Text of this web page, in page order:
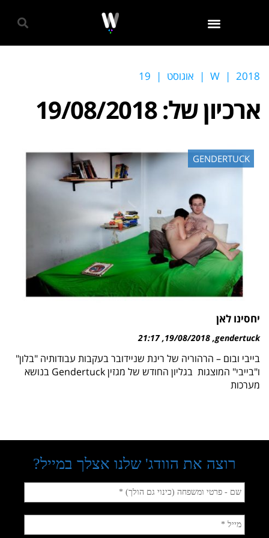
W | 2018
| אוגוסט |
19
ארכיון של:19/08/2018
GENDERTUCK
יחסינו לאן
gendertuck
19/08/2018
21:17
בייבי ובום – הרהוריה של רינת שניידובר בעקבות עבודותיה "בלון"
ו"בייבי" המוצגות בגליון החודש של מגזין Gendertuck בנושא
מערכות